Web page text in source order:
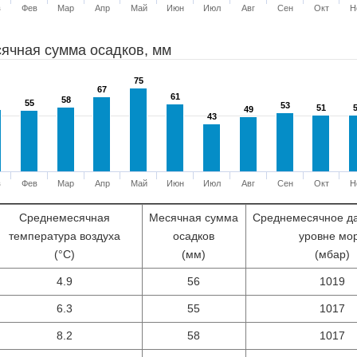
Фев Мар Апр Май Июн Июл Авг Сен Окт
сумма осадков, мм
55
55 58
58
67
67
75
75
61
61
43
43
49
49 53
53 51
51
Фев Мар Апр Май Июн Июл Авг Сен Окт
Среднемесячная
температура воздуха
(°С)
Месячная сумма
осадков
(мм)
Среднемесячное
уровне
(мбар)
4.9 56 1019
6.3 55 1017
8.2 58 1017